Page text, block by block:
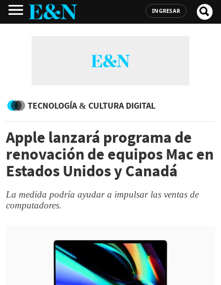
INGRESAR
TECNOLOGÍA & CULTURA DIGITAL
Apple lanzará programa de
renovación de equipos Mac en
Estados Unidos y Canadá
La medida podría ayudar a impulsar las ventas de
computadores.